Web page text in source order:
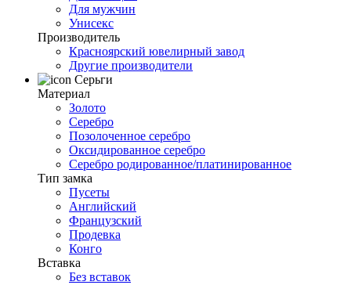
Для мужчин
Унисекс
Производитель
Красноярский ювелирный завод
Другие производители
Серьги
Материал
Золото
Серебро
Позолоченное серебро
Оксидированное серебро
Серебро родированное/платинированное
Тип замка
Пусеты
Английский
Французский
Продевка
Конго
Вставка
Без вставок